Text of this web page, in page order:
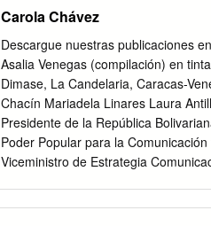
últimas décadas del siglo XVIII
obra en prosa del periodo colonial.
mujer escritora del país de la que se
ella cruzada por un intenso
se puede nombrar a varios
colonial hay que buscarlos más que
de la filosofía y de la oratoria
intento llevado a cabo por fray Juan
Carola Chávez
Descargue nuestras publicaciones
Asalia Venegas (compilación) en
Dimase, La Candelaria, Caracas-
Chacín Mariadela Linares Laura
Presidente de la República
Poder Popular para la
Viceministro de Estrategia